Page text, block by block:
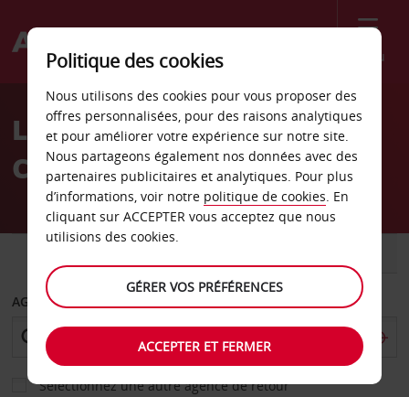
Menu
Welcome
AvisLocation de voiture
Cordoue
AGENCE DE DÉPART
Sélectionnez une autre agence de retour
Politique des cookies
Nous utilisons des cookies pour vous proposer des
offres personnalisées, pour des raisons analytiques
et pour améliorer votre expérience sur notre site.
Nous partageons également nos données avec des
partenaires publicitaires et analytiques. Pour plus
d’informations, voir notre politique de cookies. En
cliquant sur ACCEPTER vous acceptez que nous
utilisions des cookies.
GÉRER VOS PRÉFÉRENCES
ACCEPTER ET FERMER